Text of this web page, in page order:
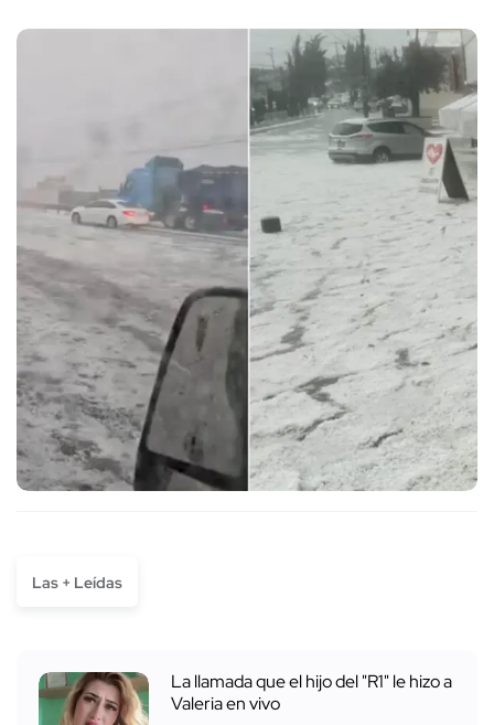
Las + Leídas
La llamada que el hijo del "R1" le hizo a
Valeria en vivo